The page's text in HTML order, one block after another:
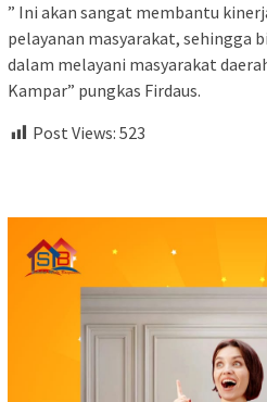
” Ini akan sangat membantu
pelayanan masyarakat, sehingga
dalam melayani masyarakat
Kampar” pungkas Firdaus.
Post Views: 523